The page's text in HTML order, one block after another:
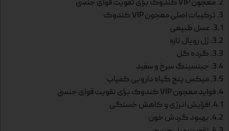
2. معجون VIP کندوک برای تقویت قوای جنسی
3. ترکیبات اصلی معجون VIP کندوک
3.1. عسل طبیعی
3.2. ژل رویال تازه
3.3. گرده گل
3.4. جینسینگ سرخ و سفید
3.5. میکس پنج گیاه دارویی کمیاب
4. فواید معجون VIP کندوک برای تقویت قوای جنسی
4.1. افزایش انرژی و کاهش خستگی
4.2. بهبود گردش خون